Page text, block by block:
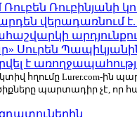
Ռուբինյանի
վերադառնում
Սուրեն
է
ակտիվ հղումը
պարտադիր չէ,